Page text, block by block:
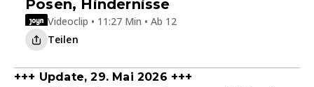
Posen, Hindernisse
Videoclip • 11:27 Min • Ab 12
Teilen
+++ Update, 29. Mai 2026 +++